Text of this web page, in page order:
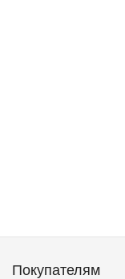
Покупателям